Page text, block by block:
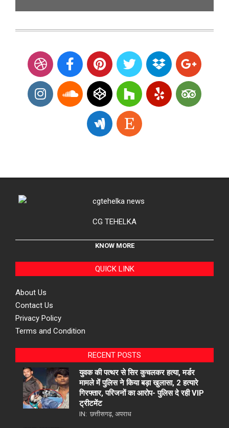
CG TEHELKA
KNOW MORE
QUICK LINK
About Us
Contact Us
Privacy Policy
Terms and Condition
RECENT POSTS
युवक की पत्थर से सिर कुचलकर हत्या, मर्डर
मामले में पुलिस ने किया बड़ा खुलासा, 2 हत्यारे
गिरफ्तार, परिजनों का आरोप- पुलिस दे रही VIP
ट्रीटमेंट
IN: छत्तीसगढ़, अपराध